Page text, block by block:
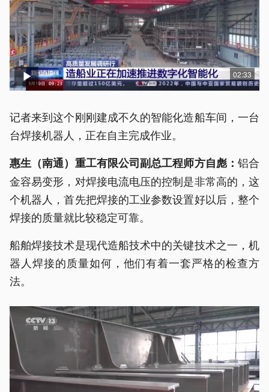
02:33
记者来到这个刚刚建成不久的智能化造船车间，一台
台焊接机器人，正在自主完成作业。
惠生（南通）重工有限公司副总工程师方自彪： 铝合
金容易变形，对焊接电流电压的控制是非常高的，这
个机器人，首先把焊接的工业参数设置好以后，整个
焊接的质量就比较稳定可靠。
船舶焊接技术是现代造船技术中的关键技术之一，机
器人焊接的质量如何，他们有着一套严格的检查方
法。